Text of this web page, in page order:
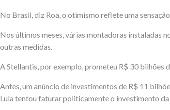
No Brasil, diz Roa, o otimismo reflete uma
Nos últimos meses, várias montadoras instaladas
outras medidas.
A Stellantis, por exemplo, prometeu R$ 30
Antes, um anúncio de investimentos de R$ 11
Lula tentou faturar politicamente o investimento